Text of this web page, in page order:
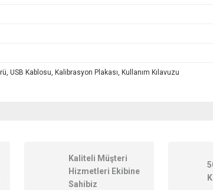
USB Kablosu, Kalibrasyon Plakası, Kullanım Kılavuzu
Kaliteli Müşteri
Hizmetleri Ekibine
Sahibiz